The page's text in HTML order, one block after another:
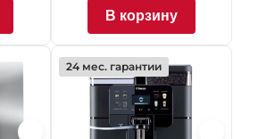
В корзину
24 мес. гарантии